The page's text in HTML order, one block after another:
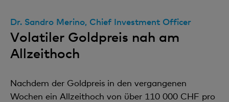
Dr. Sandro Merino, Chief Investment Officer
Volatiler Goldpreis nah am
Allzeithoch
Nachdem der Goldpreis in den vergangenen
Wochen ein Allzeithoch von über 110 000 CHF pro